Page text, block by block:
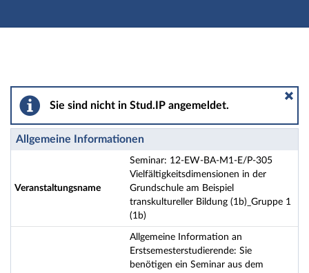
Hauptnavigation
Seminar: 12-EW-BA-M1-E/P-305
Sie sind nicht in Stud.IP angemeldet.
Allgemeine Informationen
Veranstaltungsname
Seminar: 12-EW-BA-M1-E/P-305
Vielfältigkeitsdimensionen in der
Grundschule am Beispiel
transkultureller Bildung (1b)_Gruppe 1
(1b)
Allgemeine Information an
Erstsemesterstudierende: Sie
benötigen ein Seminar aus dem